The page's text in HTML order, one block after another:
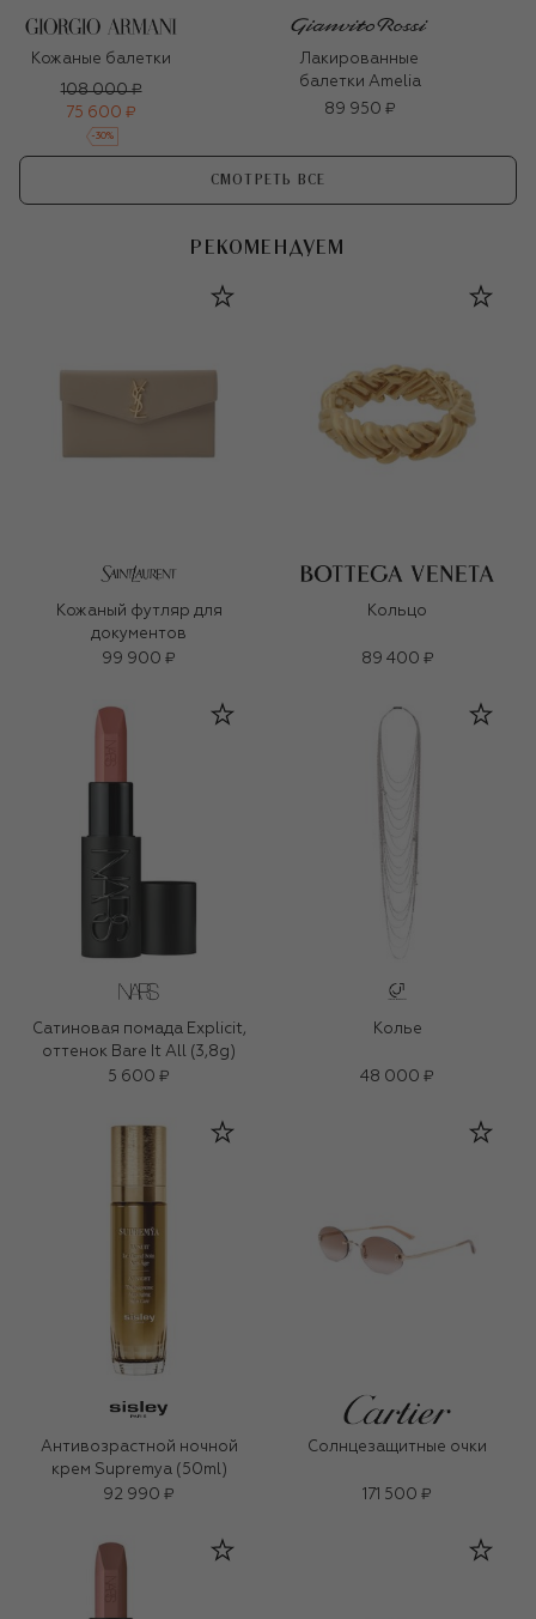
Кожаные балетки
108 000 ₽
75 600 ₽
-30%
Лакированные
балетки Amelia
89 950 ₽
СМОТРЕТЬ ВСЕ
РЕКОМЕНДУЕМ
Кожаный футляр для
документов
99 900 ₽
Кольцо
89 400 ₽
Сатиновая помада Explicit,
оттенок Bare It All (3,8g)
5 600 ₽
Колье
48 000 ₽
Антивозрастной ночной
крем Supremya (50ml)
92 990 ₽
Солнцезащитные очки
171 500 ₽